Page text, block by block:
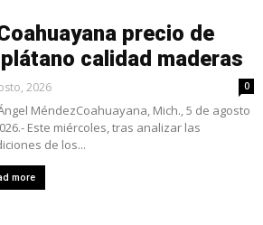
precio de
calidad maderas
2026 0
MéndezCoahuayana, Mich., 5 de agosto
Este miércoles, tras analizar las
de los...
more